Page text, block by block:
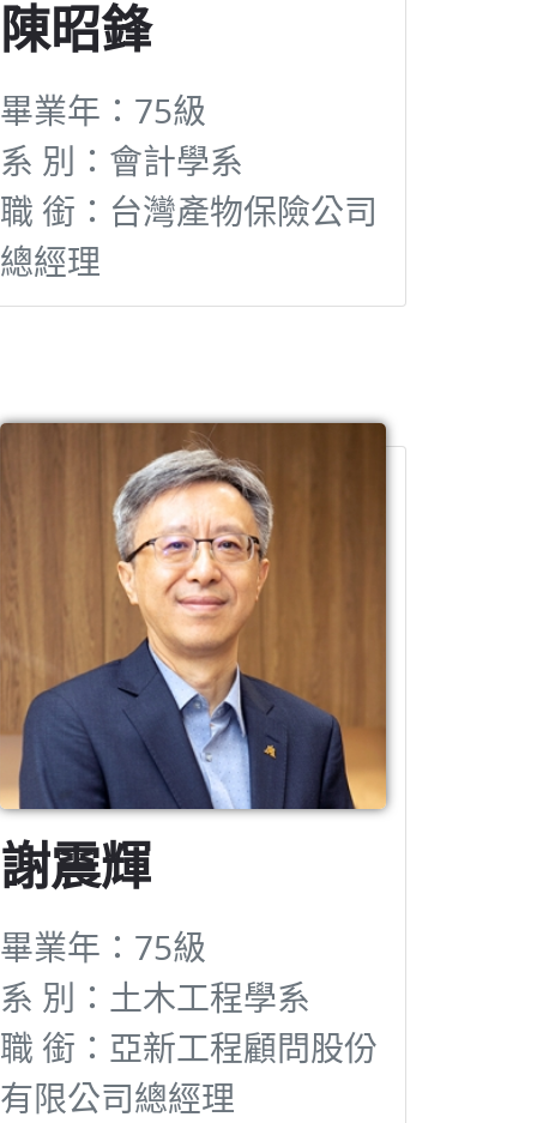
陳昭鋒
畢業年：75級
系 別：會計學系
職 銜：台灣產物保險公司
總經理
謝震輝
畢業年：75級
系 別：土木工程學系
職 銜：亞新工程顧問股份
有限公司總經理